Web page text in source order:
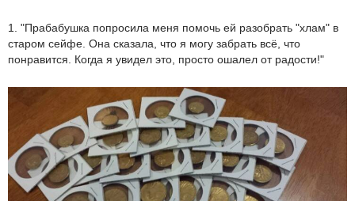
1. "Прабабушка попросила меня помочь ей разобрать "хлам" в
старом сейфе. Она сказала, что я могу забрать всё, что
понравится. Когда я увидел это, просто ошалел от радости!"